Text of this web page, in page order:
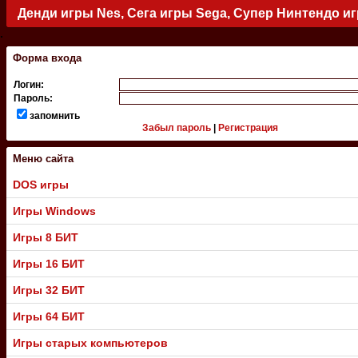
Денди игры Nes, Сега игры Sega, Супер Нинтендо
.
Форма входа
Логин:
Пароль:
запомнить
Забыл пароль
Регистрация
Меню сайта
DOS игры
Игры Windows
Игры 8 БИТ
Игры 16 БИТ
Игры 32 БИТ
Игры 64 БИТ
Игры старых компьютеров